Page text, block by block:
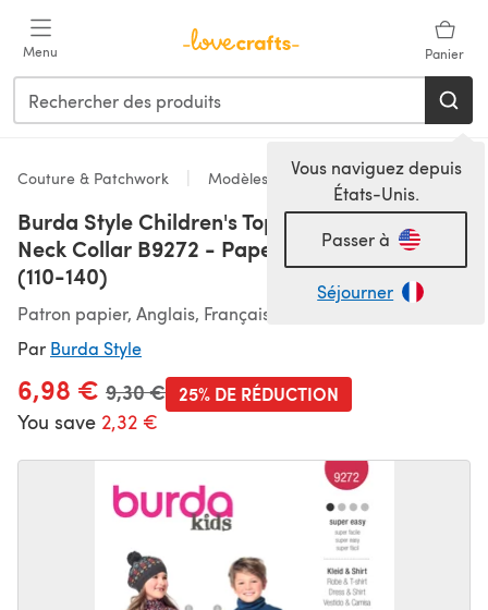
Menu Panier
Vous naviguez depuis
États-Unis.
Passer à
Séjourner
Couture & Patchwork Modèles
Burda Style Children's Top, Dress with Roll
Neck Collar B9272 - Paper Pattern, Size 5-10
(110-140)
Patron papier, Anglais, Français, Espagnol
Par Burda Style
6,98 € Ancien prix
9,30 €
You save 2,32 €
25% DE RÉDUCTION